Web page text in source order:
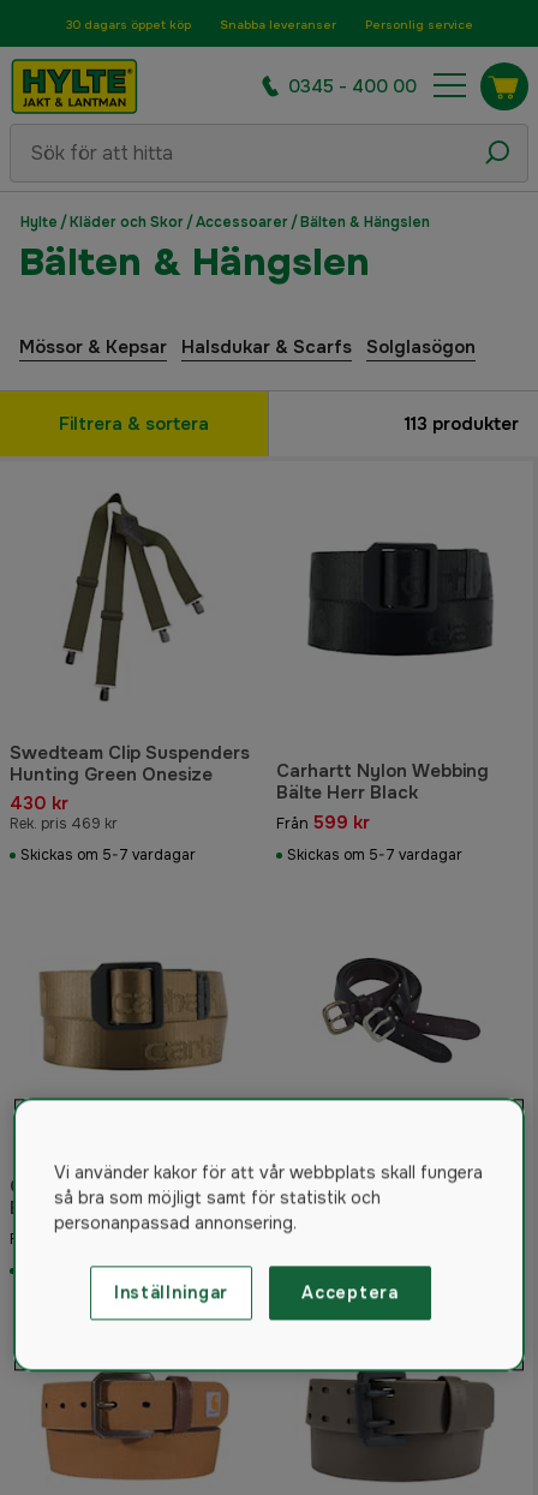
30 dagars öppet köp Snabba leveranser Personlig service
0345 - 400 00
Hylte /Kläder och Skor/Accessoarer/Bälten & Hängslen
Bälten & Hängslen
Mössor & Kepsar Halsdukar & Scarfs Solglasögon
Filtrera & sortera 113 produkter
Swedteam Clip Suspenders
Hunting Green Onesize
430 kr
Rek. pris 469 kr
Skickas om 5-7 vardagar
Carhartt Nylon Webbing
Bälte Herr Black
Från 599 kr
Skickas om 5-7 vardagar
Carhartt Nylon Webbing
Bälte Herr Yukon
Från 599 kr
Skickas om 5-7 vardagar
Pinewood Läderbälte 35 mm
Black
Från
Skickas om 5-7 vardagar
Vi använder kakor för att vår webbplats skall fungera
så bra som möjligt samt för statistik och
personanpassad annonsering.
Inställningar Acceptera